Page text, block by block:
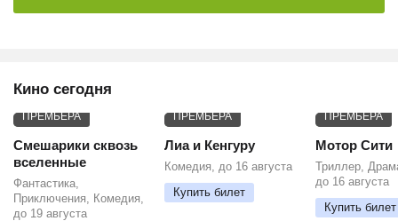
Кино сегодня
ПРЕМЬЕРА
Смешарики сквозь
вселенные
Фантастика,
Приключения, Комедия,
до 19 августа
ПРЕМЬЕРА
Лиа и Кенгуру
Комедия, до 16 августа
Купить билет
ПРЕМЬЕРА
Мотор Сити
Триллер,
до 16 августа
Купить билет